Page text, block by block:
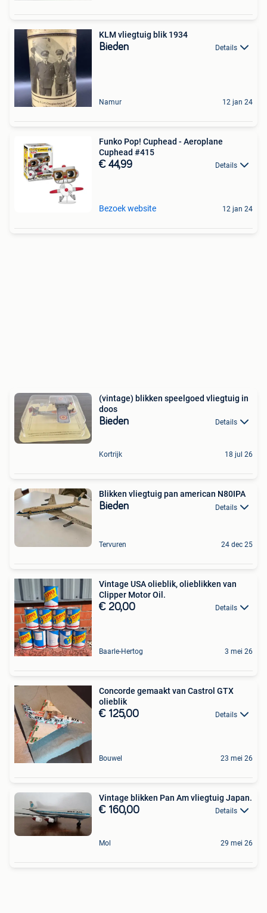
KLM vliegtuig blik 1934
Bieden Details
Namur 12 jan 24
Funko Pop! Cuphead - Aeroplane
Cuphead #415
€ 44,99 Details
Bezoek website 12 jan 24
(vintage) blikken speelgoed vliegtuig in
doos
Bieden Details
Kortrijk 18 jul 26
Blikken vliegtuig pan american N80IPA
Bieden Details
Tervuren 24 dec 25
Vintage USA olieblik, olieblikken van
Clipper Motor Oil.
€ 20,00 Details
Baarle-Hertog 3 mei 26
Concorde gemaakt van Castrol GTX
olieblik
€ 125,00 Details
Bouwel 23 mei 26
Vintage blikken Pan Am vliegtuig Japan.
€ 160,00 Details
Mol 29 mei 26